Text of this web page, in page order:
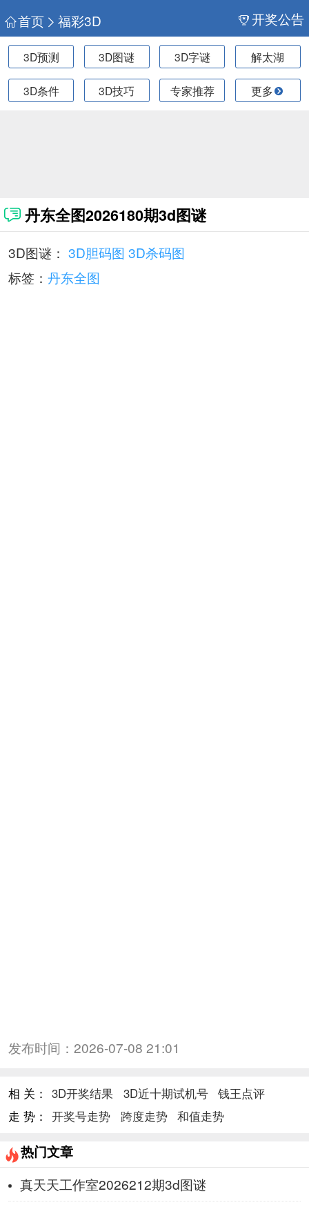
首页 福彩3D 开奖公告
3D预测 3D图谜 3D字谜 解太湖
3D条件 3D技巧 专家推荐 更多
丹东全图2026180期3d图谜
3D图谜： 3D胆码图 3D杀码图
标签： 丹东全图
发布时间： 2026-07-08 21:01
相 关： 3D开奖结果 3D近十期试机号
钱王点评
走 势： 开奖号走势 跨度走势 和值走势
热门文章
真天天工作室2026212期3d图谜